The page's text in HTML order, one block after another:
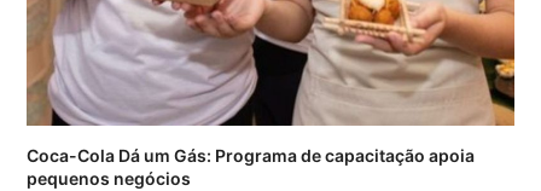
Coca-Cola Dá um Gás: Programa de capacitação apoia
pequenos negócios